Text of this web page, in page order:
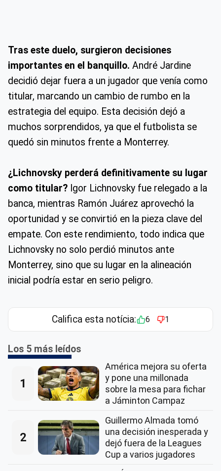
Tras este duelo, surgieron decisiones
importantes en el banquillo. André Jardine
decidió dejar fuera a un jugador que venía como
titular, marcando un cambio de rumbo en la
estrategia del equipo. Esta decisión dejó a
muchos sorprendidos, ya que el futbolista se
quedó sin minutos frente a Monterrey.
¿Lichnovsky perderá definitivamente su lugar
como titular? Igor Lichnovsky fue relegado a la
banca, mientras Ramón Juárez aprovechó la
oportunidad y se convirtió en la pieza clave del
empate. Con este rendimiento, todo indica que
Lichnovsky no solo perdió minutos ante
Monterrey, sino que su lugar en la alineación
inicial podría estar en serio peligro.
Califica esta notícia: 6 1
Los 5 más leídos
1
América mejora su oferta
y pone una millonada
sobre la mesa para fichar
a Jáminton Campaz
2
Guillermo Almada tomó
una decisión inesperada y
dejó fuera de la Leagues
Cup a varios jugadores